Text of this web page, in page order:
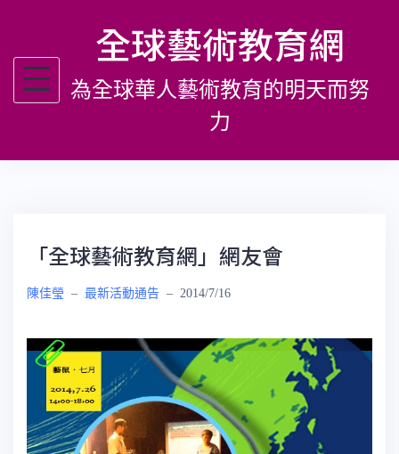
主
全球藝術教育網
為全球華人藝術教育的明天而努
力
「全球藝術教育網」網友會
陳佳瑩 – 最新活動通告 – 2014/7/16